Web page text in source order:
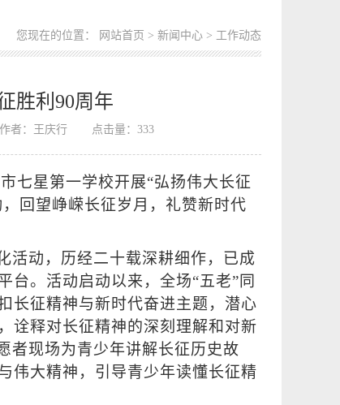
您现在的位置： 网站首页 > 新闻中心 > 工作动态
胜利90周年
作者：王庆行 点击量： 333
七星第一学校开展“弘扬伟大长征
回望峥嵘长征岁月，礼赞新时代
活动，历经二十载深耕细作，已成
台。活动启动以来，全场“五老”同
长征精神与新时代奋进主题，潜心
诠释对长征精神的深刻理解和对新
者现场为青少年讲解长征历史故
伟大精神，引导青少年读懂长征精